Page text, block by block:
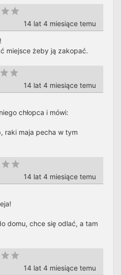
14 lat 4 miesiące temu
miejsce żeby ją zakopać.
14 lat 4 miesiące temu
chłopca i mówi:
raki maja pecha w tym
14 lat 4 miesiące temu
domu, chce się odlać, a tam
14 lat 4 miesiące temu